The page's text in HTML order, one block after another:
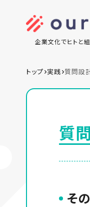
企業文化でヒトと
トップ 実践 質問設
質
そ